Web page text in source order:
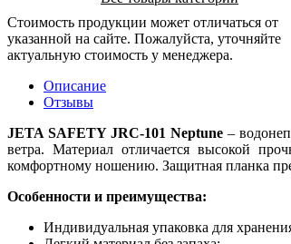
Стоимость продукции может отличаться от
указанной на сайте. Пожалуйста, уточняйте
актуальную стоимость у менеджера.
Описание
Отзывы
JETA SAFETY JRC-101 Neptune–
ветра. Материал отличается высокой
комфортному ношению. Защитная планка
Особенности и преимущества:
Индивидуальная упаковка для